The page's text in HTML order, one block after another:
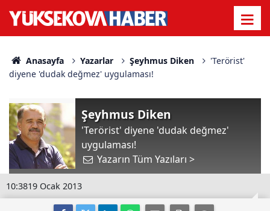
Anasayfa Yazarlar Şeyhmus Diken
'Terörist'
diyene 'dudak değmez' uygulaması!
Şeyhmus Diken
'Terörist' diyene 'dudak değmez'
uygulaması!
Yazarın Tüm Yazıları >
10:3819 Ocak 2013